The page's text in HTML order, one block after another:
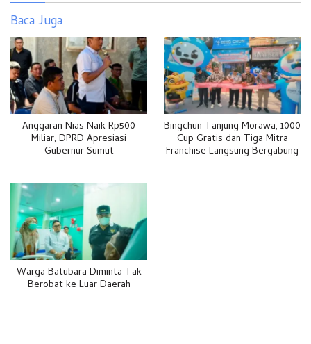
Baca Juga
Anggaran Nias Naik Rp500
Miliar, DPRD Apresiasi
Gubernur Sumut
Bingchun Tanjung Morawa, 1000
Cup Gratis dan Tiga Mitra
Franchise Langsung Bergabung
Warga Batubara Diminta Tak
Berobat ke Luar Daerah